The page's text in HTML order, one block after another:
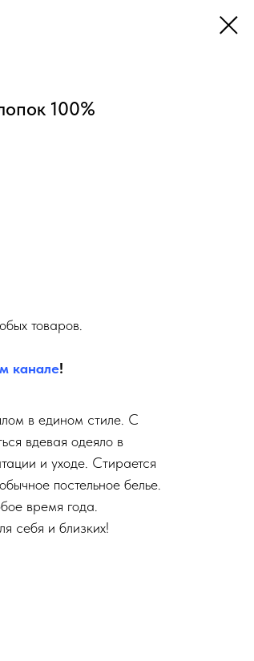
100%
товаров.
канале!
в едином стиле. С
вдевая одеяло в
и уходе. Стирается
постельное белье.
время года.
себя и близких!